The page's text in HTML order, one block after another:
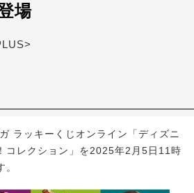
場
ラッキーくじオンライン「ディズニ
コレクション」を2025年2月5日11時